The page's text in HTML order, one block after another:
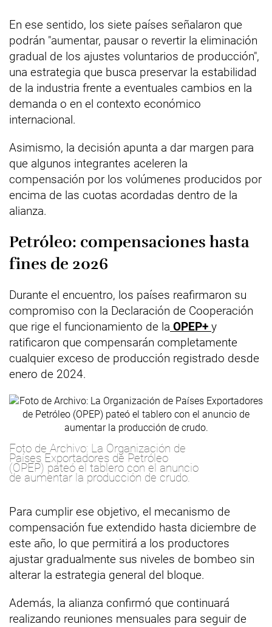
En ese sentido, los siete países señalaron que
podrán "aumentar, pausar o revertir la eliminación
gradual de los ajustes voluntarios de producción",
una estrategia que busca preservar la estabilidad
de la industria frente a eventuales cambios en la
demanda o en el contexto económico
internacional.
Asimismo, la decisión apunta a dar margen para
que algunos integrantes aceleren la
compensación por los volúmenes producidos por
encima de las cuotas acordadas dentro de la
alianza.
Petróleo: compensaciones hasta
fines de 2026
Durante el encuentro, los países reafirmaron su
compromiso con la Declaración de Cooperación
que rige el funcionamiento de la OPEP+ y
ratificaron que compensarán completamente
cualquier exceso de producción registrado desde
enero de 2024.
Foto de Archivo: La Organización de
Países Exportadores de Petróleo
(OPEP) pateó el tablero con el anuncio
de aumentar la producción de crudo.
Para cumplir ese objetivo, el mecanismo de
compensación fue extendido hasta diciembre de
este año, lo que permitirá a los productores
ajustar gradualmente sus niveles de bombeo sin
alterar la estrategia general del bloque.
Además, la alianza confirmó que continuará
realizando reuniones mensuales para seguir de